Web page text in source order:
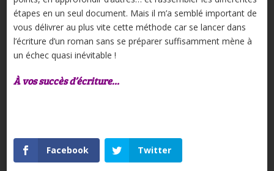
étapes en un seul document. Mais il m’a semblé important de
vous délivrer au plus vite cette méthode car se lancer dans
l’écriture d’un roman sans se préparer suffisamment mène à
un échec quasi inévitable !
À vos succès d’écriture…
Facebook Twitter